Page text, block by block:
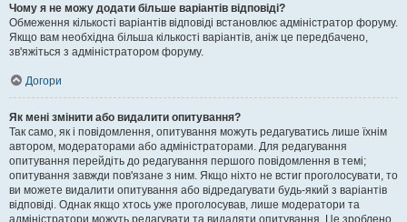
Чому я не можу додати більше варіантів відповіді?
Обмеження кількості варіантів відповіді встановлює адміністратор форуму.
Якщо вам необхідна більша кількості варіантів, аніж це передбачено,
зв'яжіться з адміністратором форуму.
Догори
Як мені змінити або видалити опитування?
Так само, як і повідомлення, опитування можуть редагуватись лише їхнім
автором, модераторами або адміністраторами. Для редагування
опитування перейдіть до редагування першого повідомлення в темі;
опитування завжди пов'язане з ним. Якщо ніхто не встиг проголосувати, то
ви можете видалити опитування або відредагувати будь-який з варіантів
відповіді. Однак якщо хтось уже проголосував, лише модератори та
адміністратори можуть редагувати та видаляти опитування. Це зроблено